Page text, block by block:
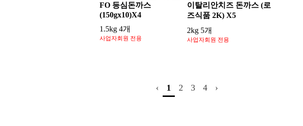
FO 등심돈까스
(150gx10)X4
1.5kg 4개
사업자회원 전용
이탈리안치즈 돈까스 (로
즈식품 2K) X5
2kg 5개
사업자회원 전용
‹ 1 2 3 4 ›